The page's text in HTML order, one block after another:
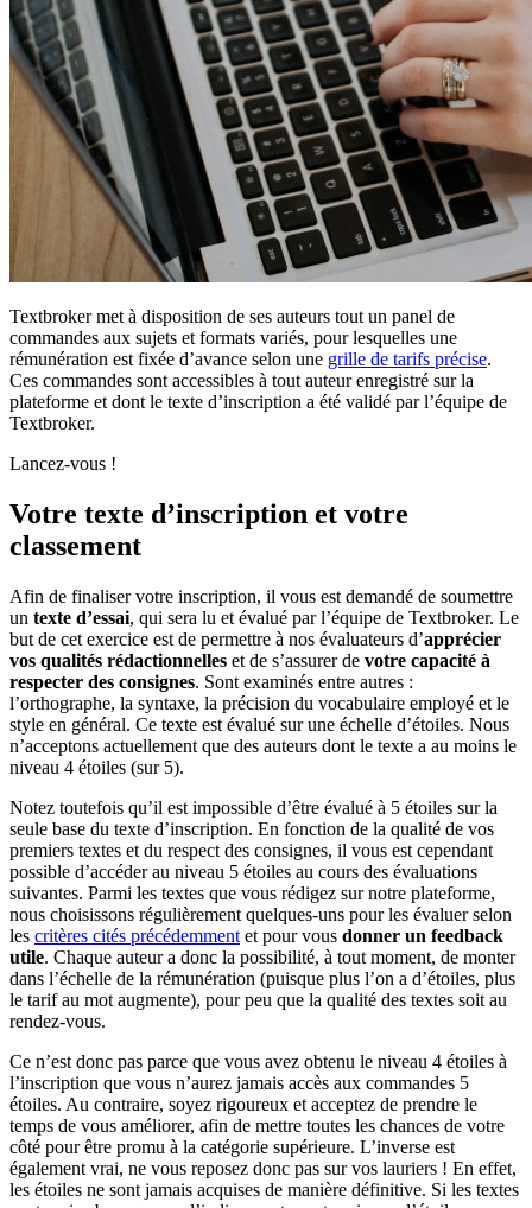
Textbroker met à disposition de ses auteurs tout un panel de
commandes aux sujets et formats variés, pour lesquelles une
rémunération est fixée d’avance selon une grille de tarifs précise.
Ces commandes sont accessibles à tout auteur enregistré sur la
plateforme et dont le texte d’inscription a été validé par l’équipe de
Textbroker.
Lancez-vous !
Votre texte d’inscription et votre
classement
Afin de finaliser votre inscription, il vous est demandé de soumettre
un texte d’essai, qui sera lu et évalué par l’équipe de Textbroker. Le
but de cet exercice est de permettre à nos évaluateurs d’apprécier
vos qualités rédactionnelles et de s’assurer de votre capacité à
respecter des consignes. Sont examinés entre autres :
l’orthographe, la syntaxe, la précision du vocabulaire employé et le
style en général. Ce texte est évalué sur une échelle d’étoiles. Nous
n’acceptons actuellement que des auteurs dont le texte a au moins le
niveau 4 étoiles (sur 5).
Notez toutefois qu’il est impossible d’être évalué à 5 étoiles sur la
seule base du texte d’inscription. En fonction de la qualité de vos
premiers textes et du respect des consignes, il vous est cependant
possible d’accéder au niveau 5 étoiles au cours des évaluations
suivantes. Parmi les textes que vous rédigez sur notre plateforme,
nous choisissons régulièrement quelques-uns pour les évaluer selon
les critères cités précédemment et pour vous donner un feedback
utile. Chaque auteur a donc la possibilité, à tout moment, de monter
dans l’échelle de la rémunération (puisque plus l’on a d’étoiles, plus
le tarif au mot augmente), pour peu que la qualité des textes soit au
rendez-vous.
Ce n’est donc pas parce que vous avez obtenu le niveau 4 étoiles à
l’inscription que vous n’aurez jamais accès aux commandes 5
étoiles. Au contraire, soyez rigoureux et acceptez de prendre le
temps de vous améliorer, afin de mettre toutes les chances de votre
côté pour être promu à la catégorie supérieure. L’inverse est
également vrai, ne vous reposez donc pas sur vos lauriers ! En effet,
les étoiles ne sont jamais acquises de manière définitive. Si les textes